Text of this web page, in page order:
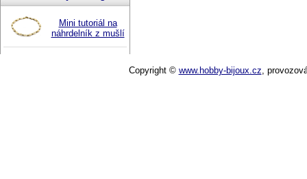
Mini tutoriál na
náhrdelník z mušlí
Copyright © www.hobby-bijoux.cz